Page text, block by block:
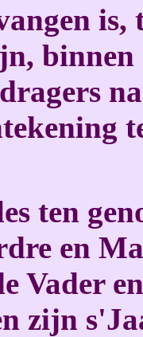
ten
en
Vader
zijn